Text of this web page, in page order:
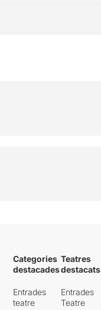
Categories
destacades
Entrades
teatre
Teatres
destacats
Entrades
Teatre